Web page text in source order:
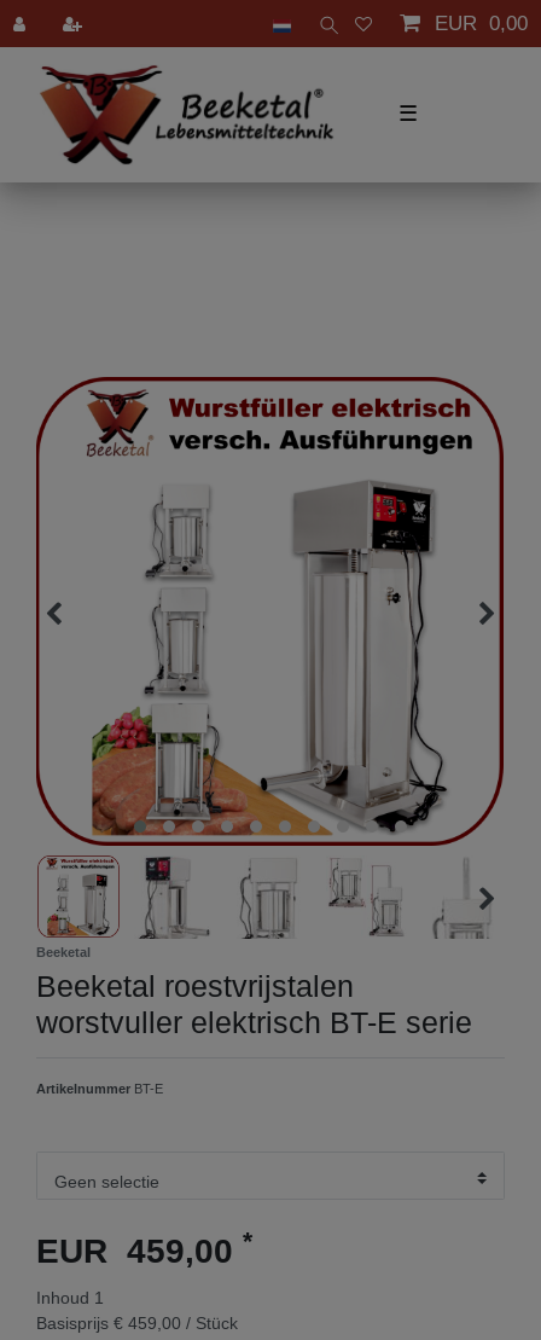
EUR 0,00
☰
Beeketal
Beeketal roestvrijstalen
worstvuller elektrisch BT-E serie
Artikelnummer BT-E
EUR 459,00 *
Inhoud 1
Basisprijs € 459,00 / Stück